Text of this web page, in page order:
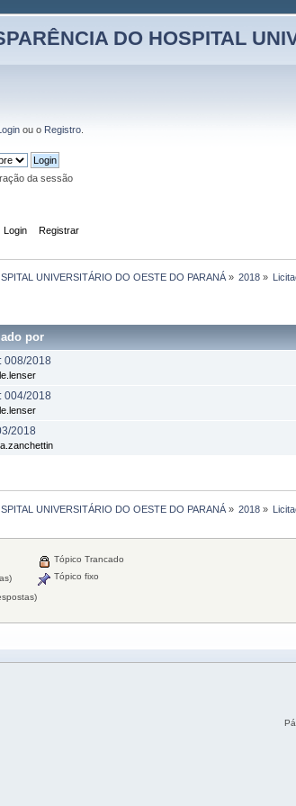
DO HOSPITAL
ou o Registro
da sessão
Login Registrar
UNIVERSITÁRIO DO OESTE DO PARANÁ» 2018 »
por
008/2018
004/2018
2018
UNIVERSITÁRIO DO OESTE DO PARANÁ» 2018 »
Tópico Trancado
Tópico fixo